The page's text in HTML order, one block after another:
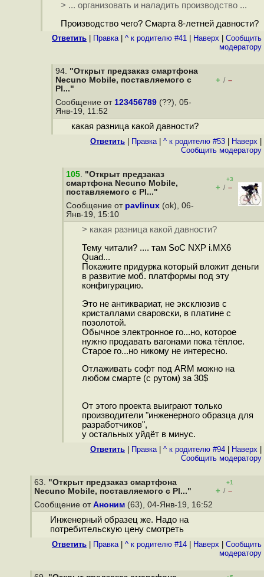
> ... организовать и наладить производство ...
Производство чего? Смарта 8-летней давности?
Ответить Правка| ^ к родителю #41 Наверх
Cообщить
модератору
94. "Открыт предзаказ смартфона
Necuno Mobile, поставляемого с
Pl..."
+ / –
Сообщение от 123456789 (??), 05-
Янв-19, 11:52
какая разница какой давности?
Ответить Правка| ^ к родителю #53 Наверх
Cообщить модератору
105. "Открыт предзаказ
смартфона Necuno Mobile,
поставляемого с Pl..."
+3
+ / –
Сообщение от pavlinux (ok), 06-
Янв-19, 15:10
> какая разница какой давности?
Тему читали? .... там SoC NXP i.MX6
Quad...
Покажите придурка который вложит деньги
в развитие моб. платформы под эту
конфигурацию.
Это не антиквариат, не эксклюзив с
кристаллами сваровски, в платине с
позолотой.
Обычное электронное го...но, которое
нужно продавать вагонами пока тёплое.
Старое го...но никому не интересно.
Отлаживать софт под ARM можно на
любом смарте (c рутом) за 30$
От этого проекта выиграют только
производители "инженерного образца для
разработчиков",
у остальных уйдёт в минус.
Ответить Правка| ^ к родителю #94 Наверх
Cообщить модератору
63. "Открыт предзаказ смартфона
Necuno Mobile, поставляемого с Pl..."
+1
+ / –
Сообщение от Аноним (63), 04-Янв-19, 16:52
Инженерный образец же. Надо на
потребительскую цену смотреть
Ответить Правка| ^ к родителю #14 Наверх
Cообщить
модератору